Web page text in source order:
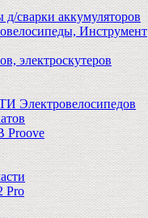
сварки аккумуляторов
Инструмент
электроскутеров
Электровелосипедов
Pro